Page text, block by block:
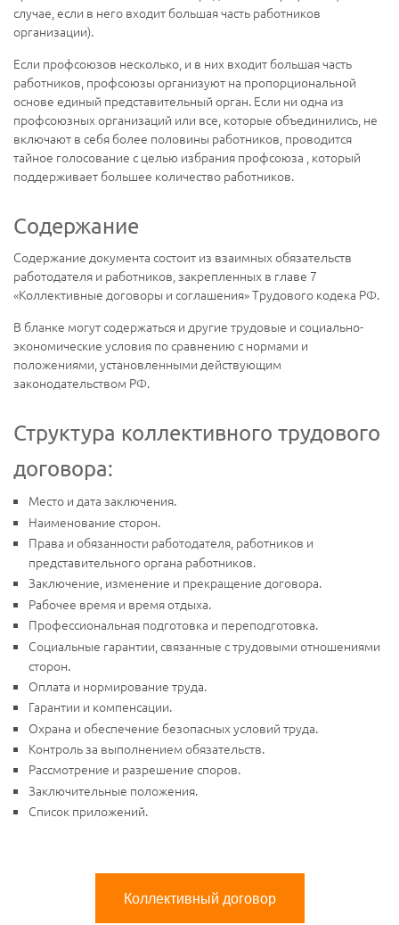
случае, если в него входит большая часть работников
организации).
Если профсоюзов несколько, и в них входит большая часть
работников, профсоюзы организуют на пропорциональной
основе единый представительный орган. Если ни одна из
профсоюзных организаций или все, которые объединились, не
включают в себя более половины работников, проводится
тайное голосование с целью избрания профсоюза , который
поддерживает большее количество работников.
Содержание
Содержание документа состоит из взаимных обязательств
работодателя и работников, закрепленных в главе 7
«Коллективные договоры и соглашения» Трудового кодека РФ.
В бланке могут содержаться и другие трудовые и социально-
экономические условия по сравнению с нормами и
положениями, установленными действующим
законодательством РФ.
Структура коллективного трудового
договора:
Место и дата заключения.
Наименование сторон.
Права и обязанности работодателя, работников и
представительного органа работников.
Заключение, изменение и прекращение договора.
Рабочее время и время отдыха.
Профессиональная подготовка и переподготовка.
Социальные гарантии, связанные с трудовыми отношениями
сторон.
Оплата и нормирование труда.
Гарантии и компенсации.
Охрана и обеспечение безопасных условий труда.
Контроль за выполнением обязательств.
Рассмотрение и разрешение споров.
Заключительные положения.
Список приложений.
Коллективный договор